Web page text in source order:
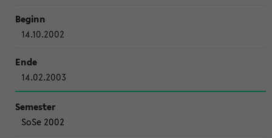
14.10.2002
14.02.2003
SoSe 2002